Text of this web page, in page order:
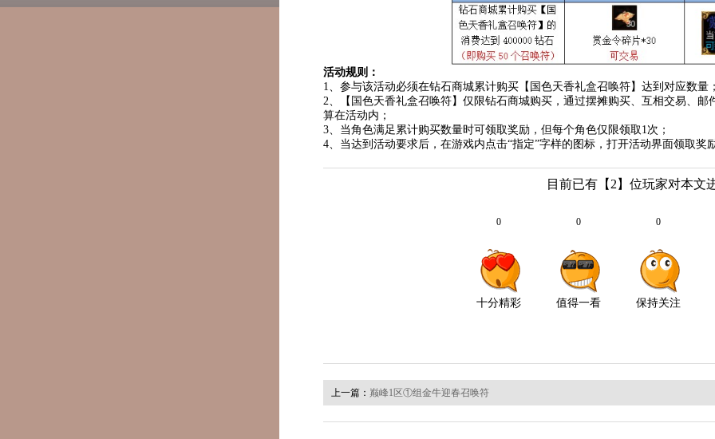
活动规则：
1、参与该活动必须在钻石商城累计购买【国色天香礼盒召唤符】达到对应数量
2、【国色天香礼盒召唤符】仅限钻石商城购买，通过摆摊购买、互相交易、
算在活动内；
3、当角色满足累计购买数量时可领取奖励，但每个角色仅限领取1次；
4、当达到活动要求后，在游戏内点击“指定”字样的图标，打开活动界面领取奖
上一篇： 巅峰1区①组金牛迎春召唤符